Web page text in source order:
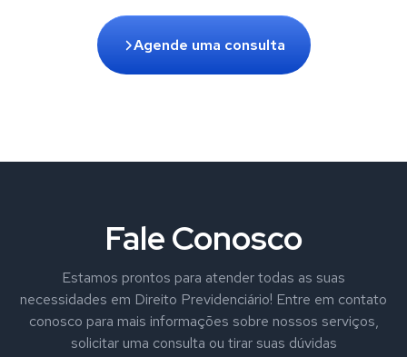
Agende uma consulta
Fale Conosco
Estamos prontos para atender todas as suas
necessidades em Direito Previdenciário! Entre em contato
conosco para mais informações sobre nossos serviços,
solicitar uma consulta ou tirar suas dúvidas